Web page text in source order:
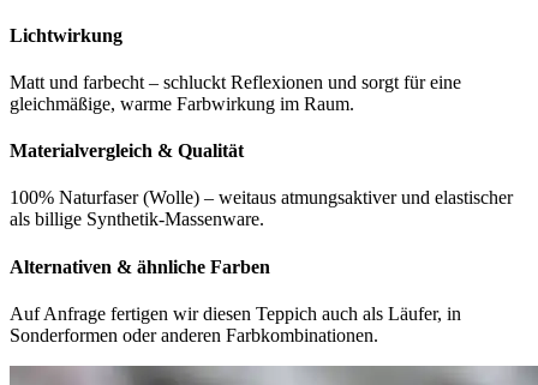
Lichtwirkung
Matt und farbecht – schluckt Reflexionen und sorgt für eine
gleichmäßige, warme Farbwirkung im Raum.
Materialvergleich & Qualität
100% Naturfaser (Wolle) – weitaus atmungsaktiver und elastischer
als billige Synthetik-Massenware.
Alternativen & ähnliche Farben
Auf Anfrage fertigen wir diesen Teppich auch als Läufer, in
Sonderformen oder anderen Farbkombinationen.